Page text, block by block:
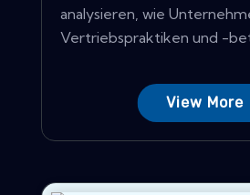
analysieren, wie
Vertriebspraktiken und -
View More